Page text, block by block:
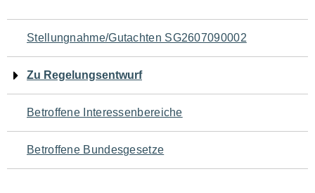
Navigation
für
den
Seiteninhalt
Stellungnahme/Gutachten SG2607090002
Zu Regelungsentwurf
Betroffene Interessenbereiche
Betroffene Bundesgesetze